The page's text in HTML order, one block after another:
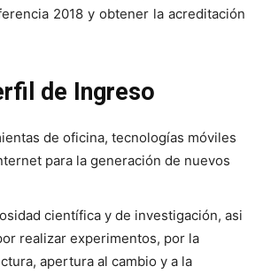
2018 y obtener la acreditación
de Ingreso
de oficina, tecnologías móviles
para la generación de nuevos
científica y de investigación, asi
realizar experimentos, por la
apertura al cambio y a la